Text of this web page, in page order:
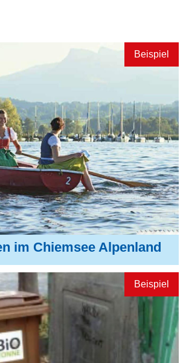
im Chiemsee Alpenland